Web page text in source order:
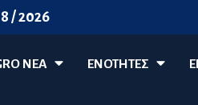
/ 2026
ΝΈΑ ΕΝΟΤΗΤΕΣ